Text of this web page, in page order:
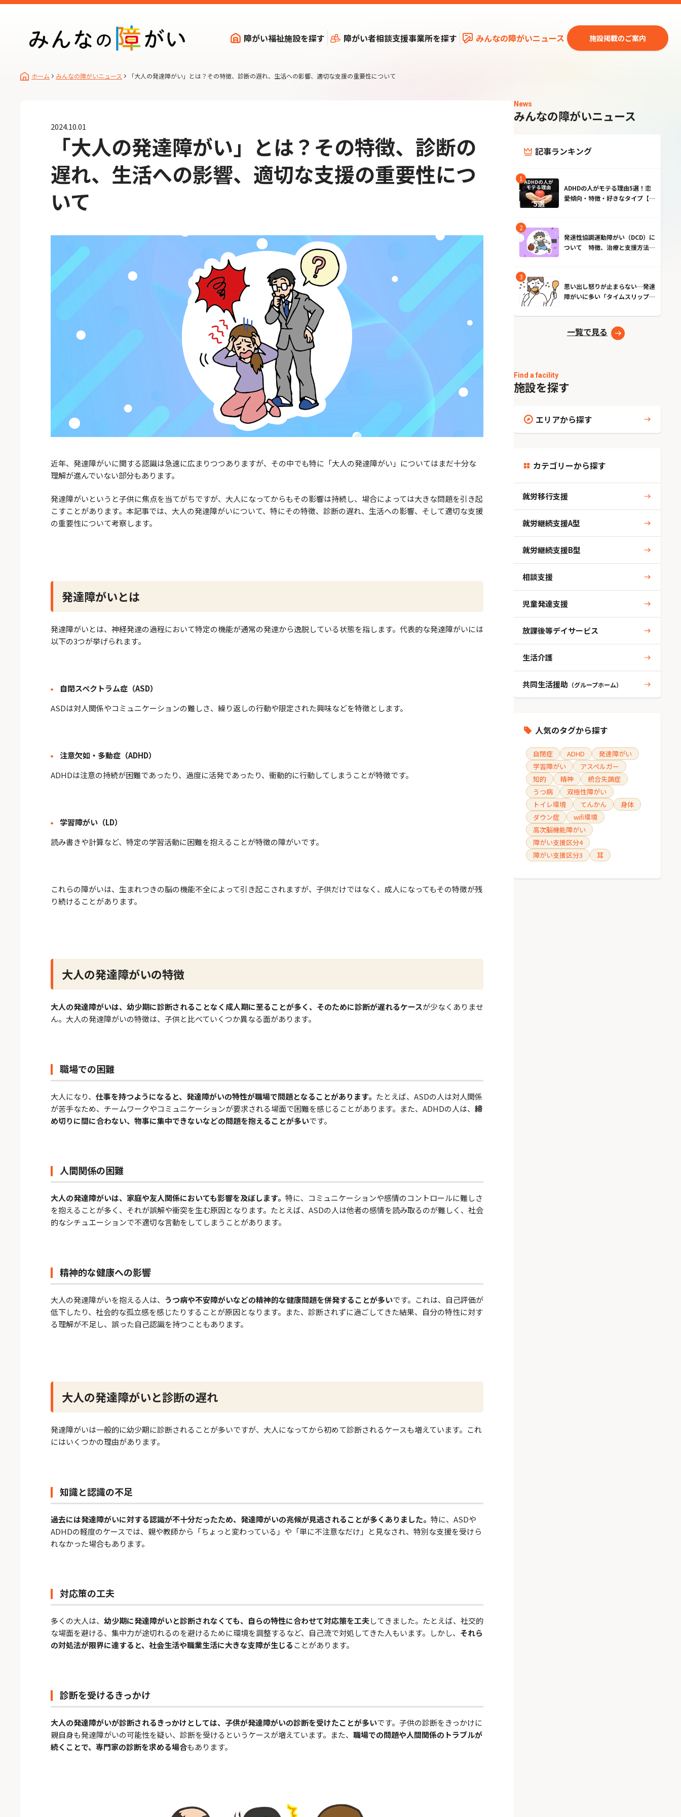
障がい福祉施設を探す 障がい者相談支援事業所を探す みんなの障がいニュース 施設掲載のご案内
ホーム みんなの障がいニュース 「大人の発達障がい」とは？その特徴、診断の遅れ、生活への影響、適切な支援の重要性について
2024.10.01
「大人の発達障がい」とは？その特徴、診断の
遅れ、生活への影響、適切な支援の重要性につ
いて
近年、発達障がいに関する認識は急速に広まりつつありますが、その中でも特に「大人の発達障がい」についてはまだ十分な
理解が進んでいない部分もあります。
発達障がいというと子供に焦点を当てがちですが、大人になってからもその影響は持続し、場合によっては大きな問題を引き起
こすことがあります。本記事では、大人の発達障がいについて、特にその特徴、診断の遅れ、生活への影響、そして適切な支援
の重要性について考察します。
発達障がいとは
発達障がいとは、神経発達の過程において特定の機能が通常の発達から逸脱している状態を指します。代表的な発達障がいには
以下の3つが挙げられます。
自閉スペクトラム症（ASD）
ASDは対人関係やコミュニケーションの難しさ、繰り返しの行動や限定された興味などを特徴とします。
注意欠如・多動症（ADHD）
ADHDは注意の持続が困難であったり、過度に活発であったり、衝動的に行動してしまうことが特徴です。
学習障がい（LD）
読み書きや計算など、特定の学習活動に困難を抱えることが特徴の障がいです。
これらの障がいは、生まれつきの脳の機能不全によって引き起こされますが、子供だけではなく、成人になってもその特徴が残
り続けることがあります。
大人の発達障がいの特徴
大人の発達障がいは、幼少期に診断されることなく成人期に至ることが多く、そのために診断が遅れるケースが少なくありませ
ん。大人の発達障がいの特徴は、子供と比べていくつか異なる面があります。
職場での困難
大人になり、 仕事を持つようになると、発達障がいの特性が職場で問題となることがあります。 たとえば、ASDの人は対人関係
が苦手なため、チームワークやコミュニケーションが要求される場面で困難を感じることがあります。また、ADHDの人は、 締
め切りに間に合わない、物事に集中できないなどの問題を抱えることが多いです。
人間関係の困難
大人の発達障がいは、家庭や友人関係においても影響を及ぼします。 特に、コミュニケーションや感情のコントロールに難しさ
を抱えることが多く、それが誤解や衝突を生む原因となります。たとえば、ASDの人は他者の感情を読み取るのが難しく、社会
的なシチュエーションで不適切な言動をしてしまうことがあります。
精神的な健康への影響
大人の発達障がいを抱える人は、 うつ病や不安障がいなどの精神的な健康問題を併発することが多いです。これは、自己評価が
低下したり、社会的な孤立感を感じたりすることが原因となります。また、診断されずに過ごしてきた結果、自分の特性に対す
る理解が不足し、誤った自己認識を持つこともあります。
大人の発達障がいと診断の遅れ
発達障がいは一般的に幼少期に診断されることが多いですが、大人になってから初めて診断されるケースも増えています。これ
にはいくつかの理由があります。
知識と認識の不足
過去には発達障がいに対する認識が不十分だったため、発達障がいの兆候が見逃されることが多くありました。 特に、ASDや
ADHDの軽度のケースでは、親や教師から「ちょっと変わっている」や「単に不注意なだけ」と見なされ、特別な支援を受けら
れなかった場合もあります。
対応策の工夫
多くの大人は、 幼少期に発達障がいと診断されなくても、自らの特性に合わせて対応策を工夫してきました。たとえば、社交的
な場面を避ける、集中力が途切れるのを避けるために環境を調整するなど、自己流で対処してきた人もいます。しかし、 それら
の対処法が限界に達すると、社会生活や職業生活に大きな支障が生じることがあります。
診断を受けるきっかけ
大人の発達障がいが診断されるきっかけとしては、子供が発達障がいの診断を受けたことが多いです。子供の診断をきっかけに
親自身も発達障がいの可能性を疑い、診断を受けるというケースが増えています。また、 職場での問題や人間関係のトラブルが
続くことで、専門家の診断を求める場合もあります。
News
みんなの障がいニュース
記事ランキング
ADHDの人がモテる理由5選！恋
愛傾向・特徴・好きなタイプ【男
発達性協調運動障がい（DCD）に
ついて 特徴、治療と支援方法と
思い出し怒りが止まらない…発達
障がいに多い「タイムスリップ現
一覧で見る
Find a facility
施設を探す
エリアから探す
カテゴリーから探す
就労移行支援
就労継続支援A型
就労継続支援B型
相談支援
児童発達支援
放課後等デイサービス
生活介護
共同生活援助 （グループホーム）
人気のタグから探す
自閉症 ADHD
発達障がい
学習障がい
アスペルガー
知的
精神
統合失調症
うつ病
双極性障がい
トイレ環境
てんかん
身体
ダウン症
wifi環境
高次脳機能障がい
障がい支援区分4
障がい支援区分3
耳